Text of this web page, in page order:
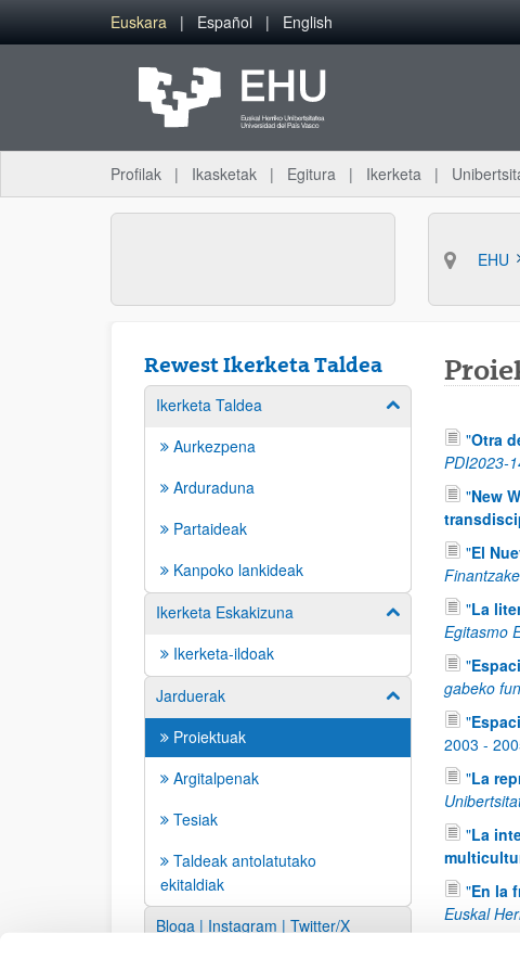
Eduki nagusira joan
Euskara Español English
Profilak Ikasketak Egitura Ikerketa
EHU
Rewest Ikerketa Taldea
Ikerketa Taldea Erakutsi/izkutatu
Aurkezpena
Arduraduna
Partaideak
Kanpoko lankideak
Ikerketa Eskakizuna
Erakutsi/izkutatu
Ikerketa-ildoak
Jarduerak
Erakutsi/izkutatu
Proiektuak
Argitalpenak
Tesiak
Taldeak antolatutako
ekitaldiak
Bloga | Instagram | Twitter/X
"Otra
PDI2023-
"New
"El
"La
Egitasmo
"
gabeko
"
2003 -
"La
"La
"En la
Euskal